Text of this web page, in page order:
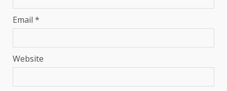
Email *
Website